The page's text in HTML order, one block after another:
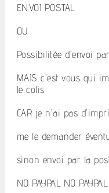
ENVOI POSTAL
OU
Possibilitée d'envoi
MAIS c'est vous qui
le colis
CAR je n'ai pas
me le demander
sinon envoi par la
NO PAYPAL NO PAYPAL